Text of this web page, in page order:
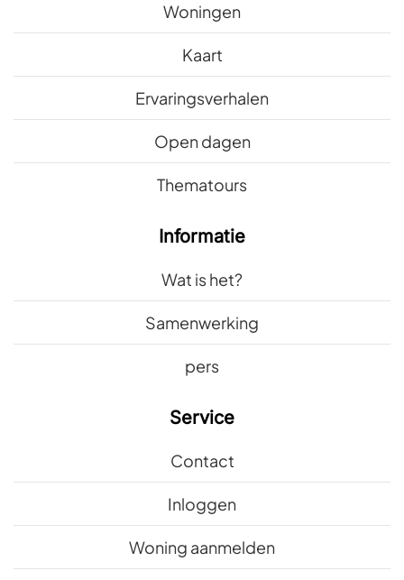
Woningen
Kaart
Ervaringsverhalen
Open dagen
Thematours
Informatie
Wat is het?
Samenwerking
pers
Service
Contact
Inloggen
Woning aanmelden